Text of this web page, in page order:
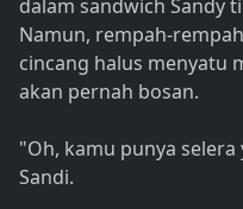
dalam sandwich Sandy
Namun, rempah-
cincang halus menyatu
akan pernah bosan.
"Oh, kamu punya
Sandi.